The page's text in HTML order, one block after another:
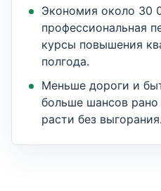
Экономия около 30
профессиональная
курсы повышения
полгода.
Меньше дороги и
больше шансов
расти без выгорания.